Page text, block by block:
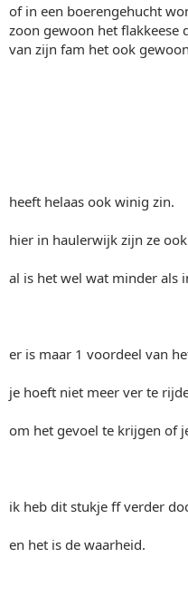
of in een boerengehucht
zoon gewoon het flakkeese
van zijn fam het ook
heeft helaas ook winig zin.
hier in haulerwijk zijn ze
al is het wel wat minder als
er is maar 1 voordeel van
je hoeft niet meer ver te
om het gevoel te krijgen of
ik heb dit stukje ff verder
en het is de waarheid.